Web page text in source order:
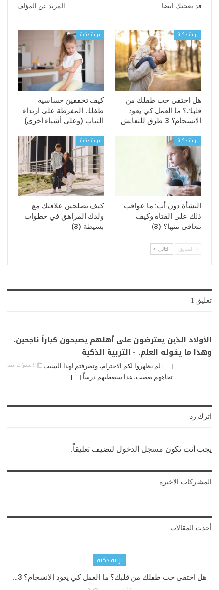
قد يعجبك ايضا المزيد عن المؤلف
تربية ذكية
هل اختفى حب طفلك من
قلبك؟ ما العمل كي يعود
الانسجام؟ 3 طرق للتعايش
تربية ذكية
كيف تخففين حساسية
طفلك المفرطة على ارتداء
الثياب (وعلى أشياء أخرى)
تربية ذكية
النشأة دون أب: ما عواقب
ذلك على الفتاة وكيف
تتعافى منها؟ (3)
تربية ذكية
كيف تصلحين علاقتك مع
ولدك المراهق في خطوات
بسيطة (3)
السابق التالي
تعليق 1
الأولاد الذين يعترضون على أهلهم يصبحون كباراً ناجحين.
وهذا ما يقوله العلم. - التربية الذكية
[…] لم يظهروا لكم الاحترام، وتصرفتم لهذا السبب
تجاههم بغضب، هذا سيعطيهم درساً […]
اترك رد
يجب أنت تكون مسجل الدخول لتضيف تعليقاً.
المشاركات الاخيرة
أحدث المقالات
تربية ذكية
هل اختفى حب طفلك من قلبك؟ ما العمل كي يعود الانسجام؟ 3…